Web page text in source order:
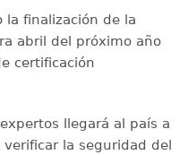
finalización de la
abril del próximo año
certificación
llegará al país a
la seguridad del